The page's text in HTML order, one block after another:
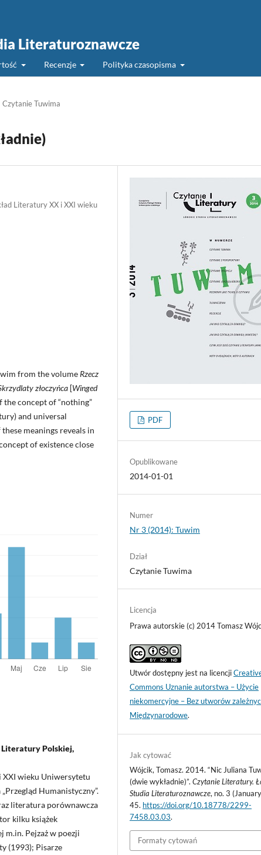
Literaturoznawcze
Recenzje Polityka czasopisma
Czytanie Tuwima
Literatury XX i XXI wieku
from the volume Rzecz
złoczyńca [Winged
the concept of “nothing”
and universal
meanings reveals in
of existence close
Polskiej,
XXI wieku Uniwersytetu
Humanistyczny”.
literatura porównawcza
kilku książek
Pejzaż w poezji
(1993); Pisarze
PDF
Opublikowane
2014-01-01
Numer
Nr 3 (2014): Tuwim
Dział
Czytanie Tuwima
Licencja
Prawa autorskie (c) 2014 Tomasz
Utwór dostępny jest na licencji
Commons Uznanie autorstwa – Użycie
niekomercyjne – Bez utworów
Międzynarodowe.
Jak cytować
Wójcik, Tomasz. 2014. “Nic Juliana
(dwie wykładnie)”.Czytanie Literatury.
Studia Literaturoznawcze, no. 3
45. https://doi.org/10.18778/2299-
7458.03.03.
Formaty cytowań